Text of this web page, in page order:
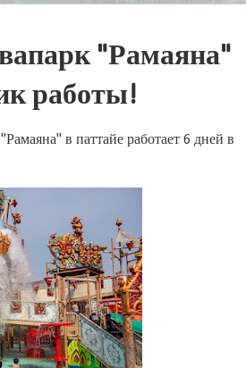
"Рамаяна"
работы!
в паттайе работает 6 дней в